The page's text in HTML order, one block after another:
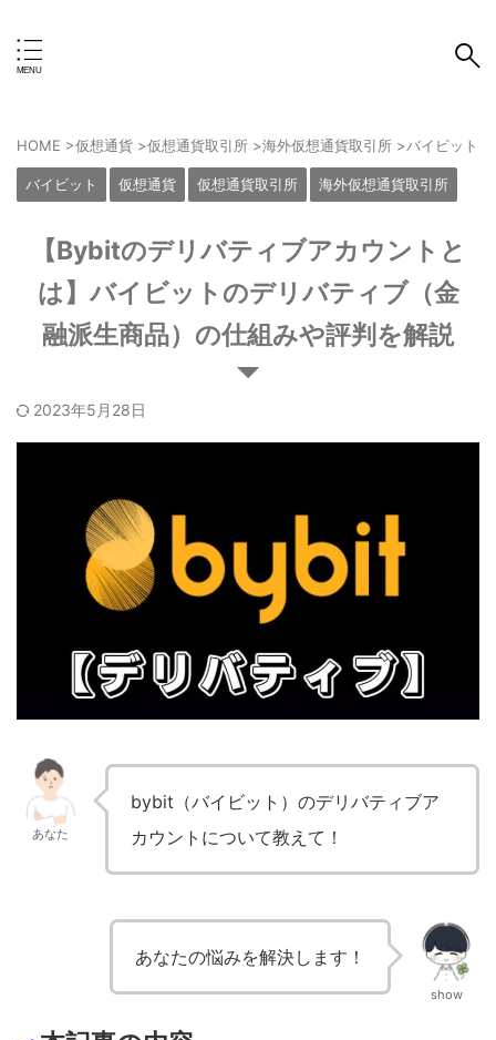
HOME >仮想通貨 >仮想通貨取引所 >海外仮想通貨取引所 >バイビット
バイビット 仮想通貨 仮想通貨取引所 海外仮想通貨取引所
【Bybitのデリバティブアカウントと
は】バイビットのデリバティブ（金
融派生商品）の仕組みや評判を解説
2023年5月28日
あなた
bybit（バイビット）のデリバティブア
カウントについて教えて！
あなたの悩みを解決します！
show